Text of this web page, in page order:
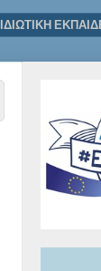
ΙΔΙΩΤΙΚΗ